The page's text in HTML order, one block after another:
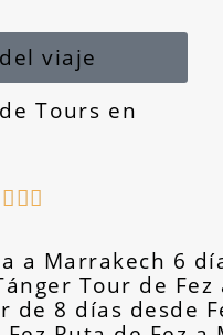
viaje
Tours en
  